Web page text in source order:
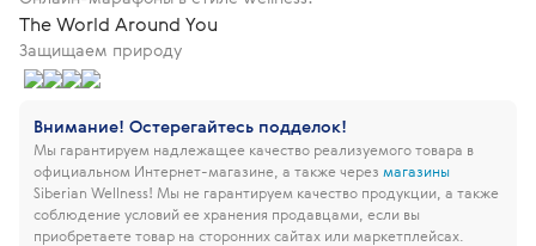
The World Around You
Защищаем природу
Внимание! Остерегайтесь подделок!
Мы гарантируем надлежащее качество реализуемого товара в
официальном Интернет-магазине, а также через магазины
Siberian Wellness! Мы не гарантируем качество продукции, а также
соблюдение условий ее хранения продавцами, если вы
приобретаете товар на сторонних сайтах или маркетплейсах.